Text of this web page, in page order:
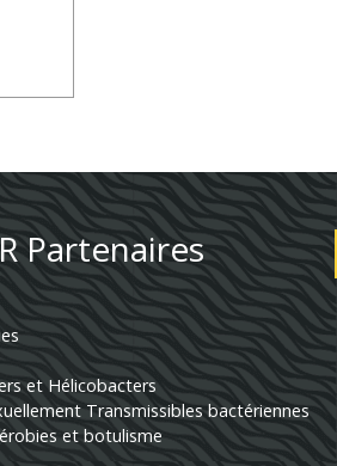
Partenaires
et Hélicobacters
Transmissibles bactériennes
et botulisme